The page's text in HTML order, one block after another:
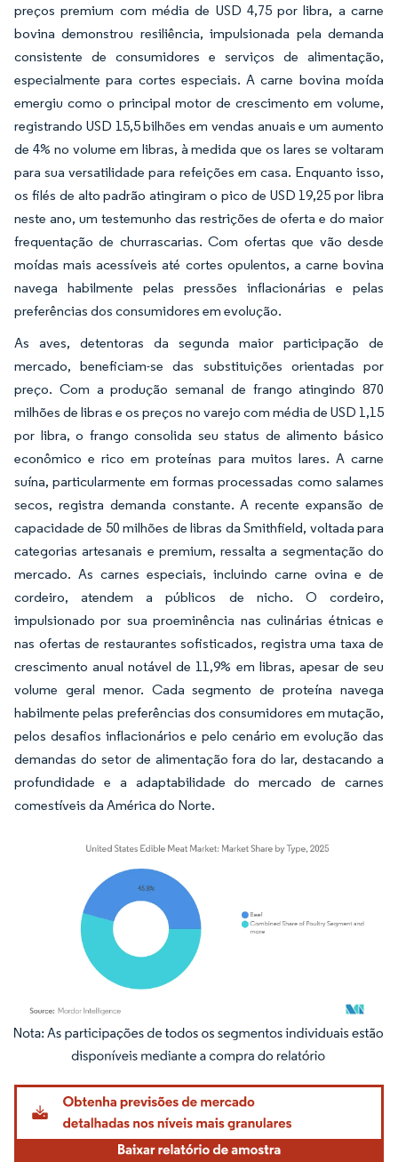
preços premium com média de USD 4,75 por libra, a carne
bovina demonstrou resiliência, impulsionada pela demanda
consistente de consumidores e serviços de alimentação,
especialmente para cortes especiais. A carne bovina moída
emergiu como o principal motor de crescimento em volume,
registrando USD 15,5 bilhões em vendas anuais e um aumento
de 4% no volume em libras, à medida que os lares se voltaram
para sua versatilidade para refeições em casa. Enquanto isso,
os filés de alto padrão atingiram o pico de USD 19,25 por libra
neste ano, um testemunho das restrições de oferta e do maior
frequentação de churrascarias. Com ofertas que vão desde
moídas mais acessíveis até cortes opulentos, a carne bovina
navega habilmente pelas pressões inflacionárias e pelas
preferências dos consumidores em evolução.
As aves, detentoras da segunda maior participação de
mercado, beneficiam-se das substituições orientadas por
preço. Com a produção semanal de frango atingindo 870
milhões de libras e os preços no varejo com média de USD 1,15
por libra, o frango consolida seu status de alimento básico
econômico e rico em proteínas para muitos lares. A carne
suína, particularmente em formas processadas como salames
secos, registra demanda constante. A recente expansão de
capacidade de 50 milhões de libras da Smithfield, voltada para
categorias artesanais e premium, ressalta a segmentação do
mercado. As carnes especiais, incluindo carne ovina e de
cordeiro, atendem a públicos de nicho. O cordeiro,
impulsionado por sua proeminência nas culinárias étnicas e
nas ofertas de restaurantes sofisticados, registra uma taxa de
crescimento anual notável de 11,9% em libras, apesar de seu
volume geral menor. Cada segmento de proteína navega
habilmente pelas preferências dos consumidores em mutação,
pelos desafios inflacionários e pelo cenário em evolução das
demandas do setor de alimentação fora do lar, destacando a
profundidade e a adaptabilidade do mercado de carnes
comestíveis da América do Norte.
Imagem © Mordor Intelligence. O reuso requer atribuição conforme CC BY 4.0.